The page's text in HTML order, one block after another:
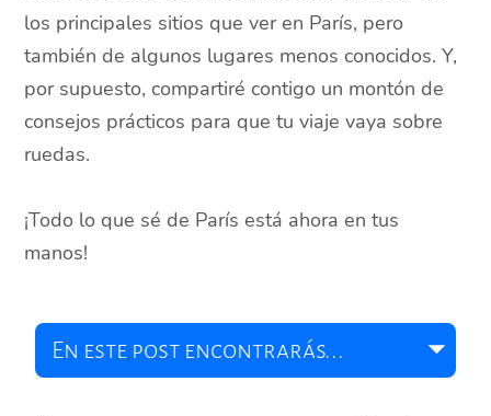
los principales sitios que ver en París, pero
también de algunos lugares menos conocidos. Y,
por supuesto, compartiré contigo un montón de
consejos prácticos para que tu viaje vaya sobre
ruedas.
¡Todo lo que sé de París está ahora en tus
manos!